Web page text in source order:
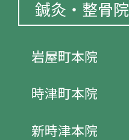
鍼灸・整骨院
岩屋町本院
時津町本院
新時津本院